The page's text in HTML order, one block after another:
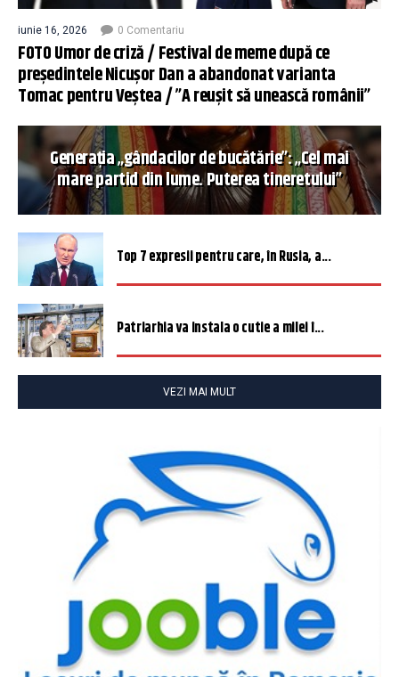
iunie 16, 2026 0 Comentariu
FOTO Umor de criză / Festival de meme după ce
președintele Nicușor Dan a abandonat varianta
Tomac pentru Veștea / ”A reușit să unească românii”
Generația „gândacilor de bucătărie”: „Cel mai
mare partid din lume. Puterea tineretului”
Top 7 expresii pentru care, în Rusia, a...
Patriarhia va instala o cutie a milei î...
VEZI MAI MULT